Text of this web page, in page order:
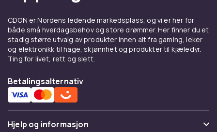
CDON er Nordens ledende markedsplass, og vi er her for
både små hverdagsbehov og store drømmer. Her finner du et
stadig større utvalg av produkter innen alt fra gaming, leker
og elektronikk til hage, skjønnhet og produkter til kjæledyr.
Ting for livet, rett og slett.
Betalingsalternativ
Hjelp og informasjon